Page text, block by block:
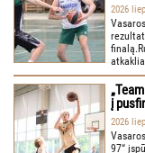
2026
į
2026
97“